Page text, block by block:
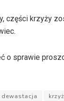
części krzyży
o sprawie
dewastacja